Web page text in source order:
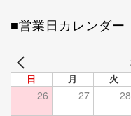
■営業日カレンダー
日 月 火
26 27 28